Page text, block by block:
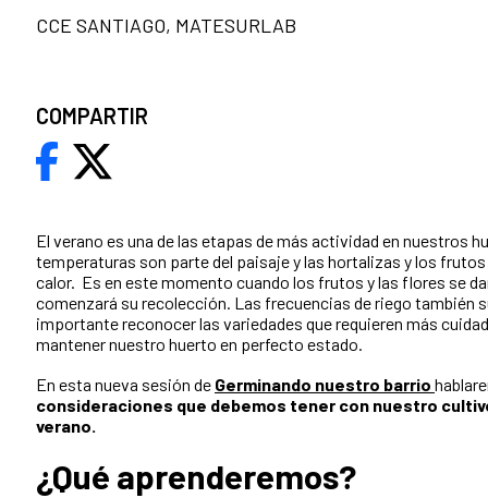
El verano es una de las etapas de más actividad en nuestros
temperaturas son parte del paisaje y las hortalizas y los
calor. Es en este momento cuando los frutos y las flores se
comenzará su recolección. Las frecuencias de riego también
importante reconocer las variedades que requieren más
mantener nuestro huerto en perfecto estado.
En esta nueva sesión de Germinando nuestro barrio
consideraciones que debemos tener con nuestro
verano.
¿Qué aprenderemos?
CCE SANTIAGO, MATESURLAB
COMPARTIR